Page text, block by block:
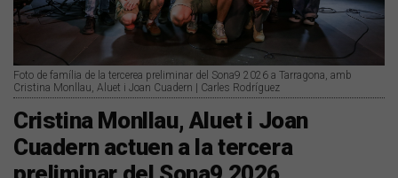
Foto de família de la tercerea preliminar del Sona9 2026 a Tarragona, amb
Cristina Monllau, Aluet i Joan Cuadern | Carles Rodríguez
Cristina Monllau, Aluet i Joan
Cuadern actuen a la tercera